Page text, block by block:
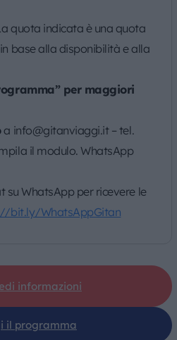
quota indicata è una quota
base alla disponibilità e alla
per maggiori
a info@gitanviaggi.it – tel.
il modulo. WhatsApp
su WhatsApp per ricevere le
bit.ly/WhatsAppGitan
informazioni
il programma